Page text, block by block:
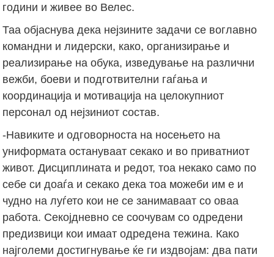
години и живее во Велес.
Таа објаснува дека нејзините задачи се воглавно
командни и лидерски, како, организирање и
реализирање на обука, изведување на различни
вежби, боеви и подготвителни гаѓања и
координација и мотивација на целокупниот
персонал од нејзиниот состав.
-Навиките и одговорноста на носењето на
униформата остануваат секако и во приватниот
живот. Дисциплината и редот, тоа некако само по
себе си доаѓа и секако дека тоа можеби им е и
чудно на луѓето кои не се занимаваат со оваа
работа. Секојдневно се соочувам со одредени
предизвици кои имаат одредена тежина. Како
најголеми достигнување ќе ги издвојам: два пати